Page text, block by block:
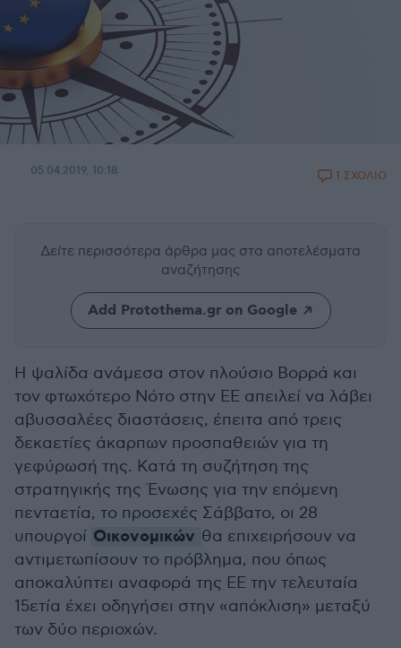
05.04.2019, 10:18 1 ΣΧΟΛΙΟ
Δείτε περισσότερα άρθρα μας στα αποτελέσματα
αναζήτησης
Add Protothema.gr on Google
Η ψαλίδα ανάμεσα στον πλούσιο Βορρά και
τον φτωχότερο Νότο στην ΕΕ απειλεί να λάβει
αβυσσαλέες διαστάσεις, έπειτα από τρεις
δεκαετίες άκαρπων προσπαθειών για τη
γεφύρωσή της. Κατά τη συζήτηση της
στρατηγικής της Ένωσης για την επόμενη
πενταετία, το προσεχές Σάββατο, οι 28
υπουργοί Οικονομικών θα επιχειρήσουν να
αντιμετωπίσουν το πρόβλημα, που όπως
αποκαλύπτει αναφορά της ΕΕ την τελευταία
15ετία έχει οδηγήσει στην «απόκλιση» μεταξύ
των δύο περιοχών.